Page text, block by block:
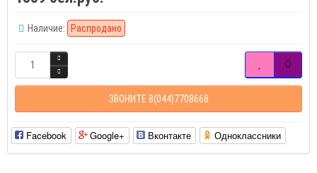
Наличие: Распродано
ЗВОНИТЕ 8(044)7708668
Facebook Google+ Вконтакте Одноклассники